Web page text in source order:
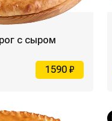
с сыром
1590 ₽